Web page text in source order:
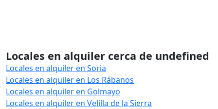
Locales en alquiler cerca de undefined
Locales en alquiler en Soria
Locales en alquiler en Los Rábanos
Locales en alquiler en Golmayo
Locales en alquiler en Velilla de la Sierra